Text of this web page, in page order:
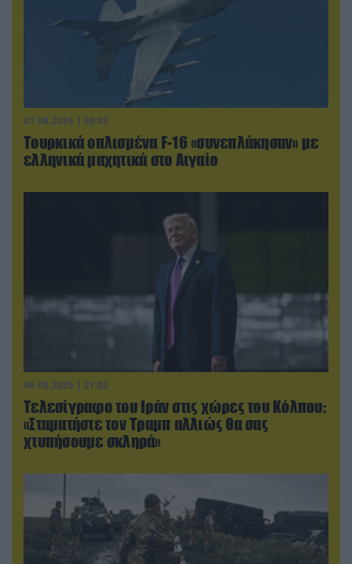
07.08.2026 | 00:02
Τουρκικά οπλισμένα F-16 «συνεπλάκησαν» με
ελληνικά μαχητικά στο Αιγαίο
06.08.2026 | 21:02
Τελεσίγραφο του Ιράν στις χώρες του Κόλπου:
«Σταματήστε τον Τραμπ αλλιώς θα σας
χτυπήσουμε σκληρά»